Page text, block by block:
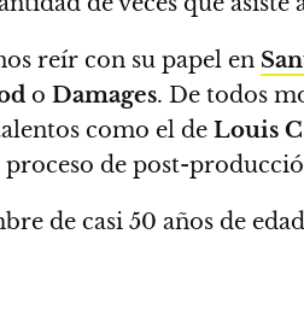
reír con su papel en
o Damages. De todos
como el de Louis
de post-
de casi 50 años de